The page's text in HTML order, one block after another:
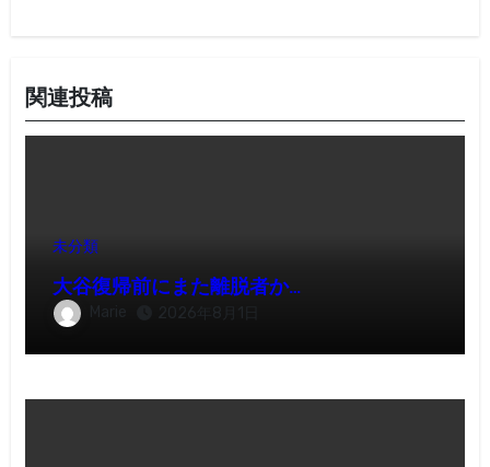
関連投稿
未分類
大谷復帰前にまた離脱者か…
Marie 2026年8月1日